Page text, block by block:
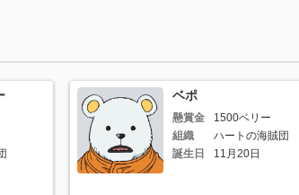
ベポ
懸賞金
1500ベリー
組織
ハートの海賊団
誕生日
11月20日